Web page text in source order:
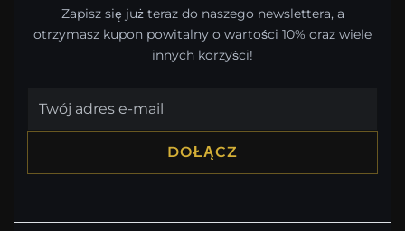
Zapisz się już teraz do naszego newslettera, a
otrzymasz kupon powitalny o wartości 10% oraz wiele
innych korzyści!
DOŁĄCZ